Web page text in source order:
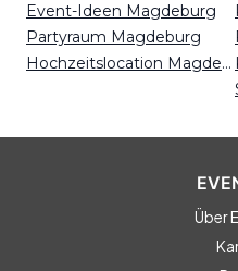
Event-Ideen Magdeburg
Partyraum Magdeburg
Hochzeitslocation Magdeburg
Über